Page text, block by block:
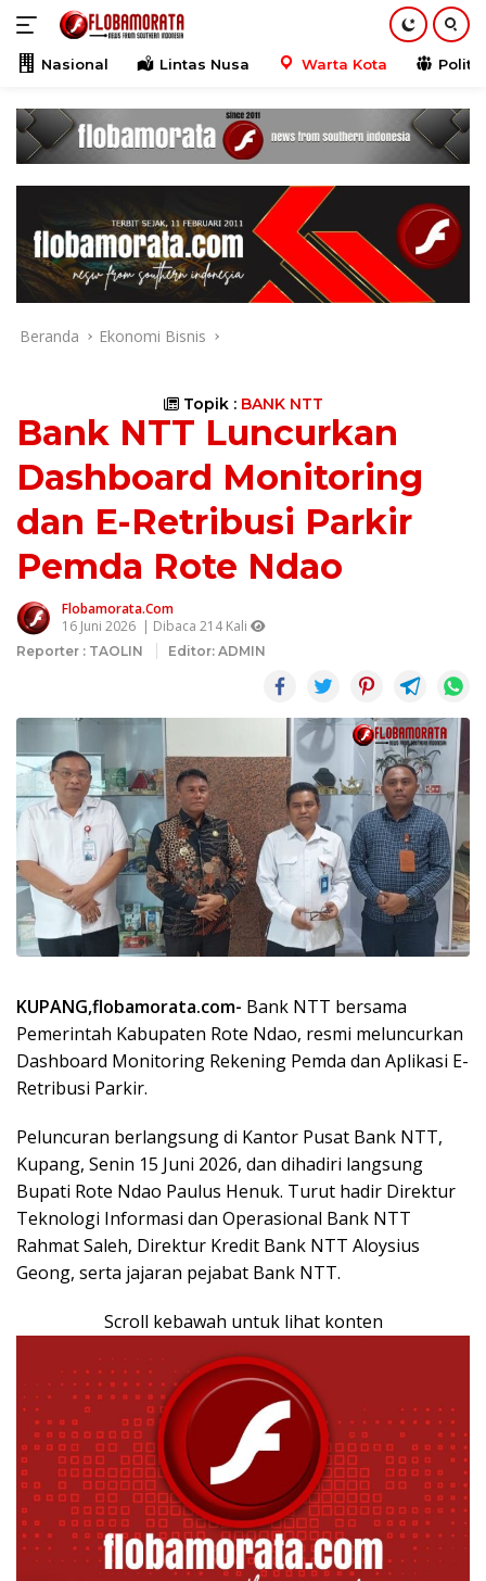
Langsung
kontenNasional Lintas Nusa Warta Kota Politik
Beranda Ekonomi Bisnis
Topik : BANK NTT
Bank NTT Luncurkan
Dashboard Monitoring
dan E-Retribusi Parkir
Pemda Rote Ndao
Flobamorata.com
16 Juni 2026 | Dibaca 214 Kali
Reporter : TAOLIN Editor: ADMIN
KUPANG,flobamorata.com- Bank NTT bersama
Pemerintah Kabupaten Rote Ndao, resmi meluncurkan
Dashboard Monitoring Rekening Pemda dan Aplikasi E-
Retribusi Parkir.
Peluncuran berlangsung di Kantor Pusat Bank NTT,
Kupang, Senin 15 Juni 2026, dan dihadiri langsung
Bupati Rote Ndao Paulus Henuk. Turut hadir Direktur
Teknologi Informasi dan Operasional Bank NTT
Rahmat Saleh, Direktur Kredit Bank NTT Aloysius
Geong, serta jajaran pejabat Bank NTT.
Scroll kebawah untuk lihat konten